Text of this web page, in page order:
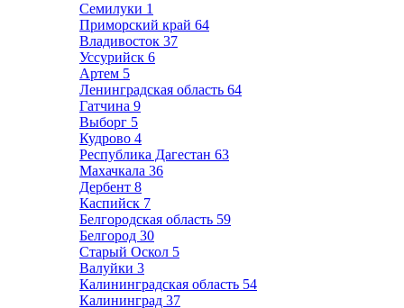
Семилуки 1
Приморский край 64
Владивосток 37
Уссурийск 6
Артем 5
Ленинградская область 64
Гатчина 9
Выборг 5
Кудрово 4
Республика Дагестан 63
Махачкала 36
Дербент 8
Каспийск 7
Белгородская область 59
Белгород 30
Старый Оскол 5
Валуйки 3
Калининградская область 54
Калининград 37